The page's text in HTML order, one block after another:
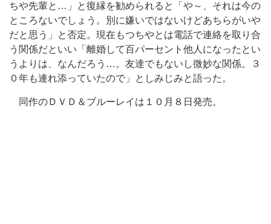
ちや先輩と…」と復縁を勧められると「や～、それは今の
ところないでしょう。別に嫌いではないけどあちらがいや
だと思う」と否定。現在もつちやとは電話で連絡を取り合
う関係だといい「離婚して百パーセント他人になったとい
うよりは、なんだろう…。友達でもないし微妙な関係。３
０年も連れ添っていたので」としみじみと語った。
同作のＤＶＤ＆ブルーレイは１０月８日発売。